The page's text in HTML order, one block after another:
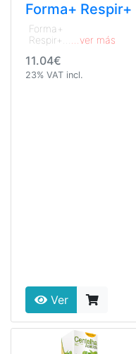
Forma+ Respir+
Forma+
Respir+...
...ver más
11.04€
23% VAT incl.
Ver